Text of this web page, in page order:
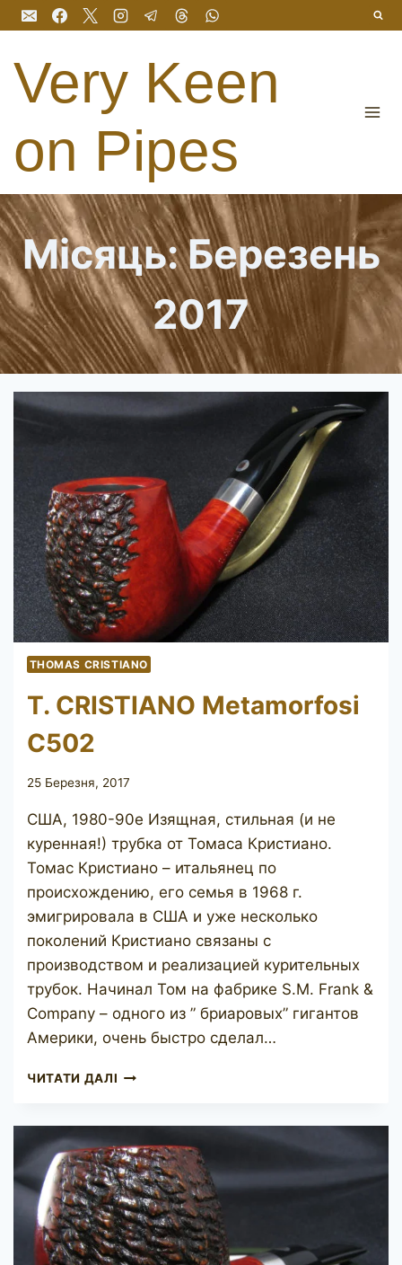
Перейти
до
вмісту
Very Keen
on Pipes
Місяць: Березень
2017
THOMAS CRISTIANO
T. CRISTIANO Metamorfosi
C502
25 Березня, 2017
США, 1980-90е Изящная, стильная (и не
куренная!) трубка от Томаса Кристиано.
Томас Кристиано – итальянец по
происхождению, его семья в 1968 г.
эмигрировала в США и уже несколько
поколений Кристиано связаны с
производством и реализацией курительных
трубок. Начинал Том на фабрике S.M. Frank &
Company – одного из ” бриаровых” гигантов
Америки, очень быстро сделал…
ЧИТАТИ ДАЛІ
C502